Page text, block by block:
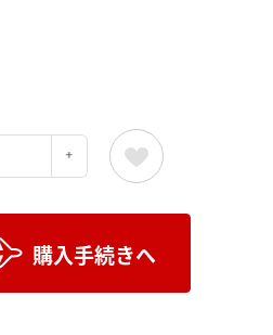
購入手続きへ